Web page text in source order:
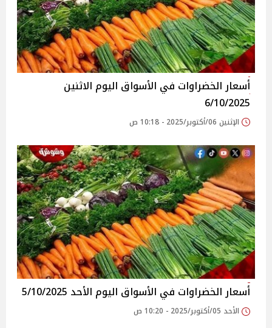
أسعار الخضراوات في الأسواق‎‎ اليوم الاثنين
6/10/2025
الإثنين 06/أكتوبر/2025 - 10:18 ص
أسعار الخضراوات في الأسواق‎‎ اليوم الأحد 5/10/2025
الأحد 05/أكتوبر/2025 - 10:20 ص